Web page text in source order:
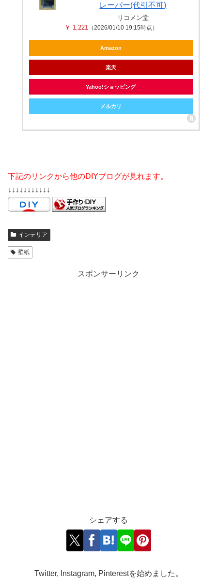
レーパー(代引不可)
リコメン堂
￥ 1,221
（2026/01/10 19:15時点）
Amazon
楽天
Yahoo!ショッピング
メルカリ
下記のリンクから他のDIYブログが見れます。
↓↓↓↓↓↓↓↓↓↓↓
インテリア
壁紙
スポンサーリンク
シェアする
Twitter, Instagram, Pinterestを始めました。